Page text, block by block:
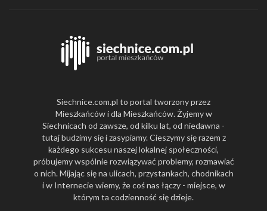
Siechnice.com.pl to portal tworzony przez
Mieszkańców i dla Mieszkańców. Żyjemy w
Siechnicach od zawsze, od kilku lat, od niedawna -
tutaj budzimy się i zasypiamy. Cieszymy się razem z
każdego sukcesu naszej lokalnej społeczności,
próbujemy wspólnie rozwiązywać problemy, rozmawiać
o nich. Mijając się na ulicach, przystankach, chodnikach
i w Internecie wiemy, że coś nas łączy - miejsce, w
którym ta codzienność się dzieje.